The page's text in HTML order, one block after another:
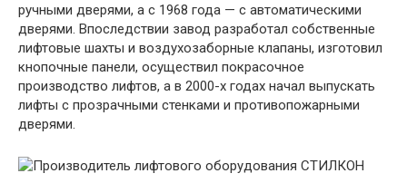
ручными дверями, а с 1968 года — с автоматическими
дверями. Впоследствии завод разработал собственные
лифтовые шахты и воздухозаборные клапаны, изготовил
кнопочные панели, осуществил покрасочное
производство лифтов, а в 2000-х годах начал выпускать
лифты с прозрачными стенками и противопожарными
дверями.